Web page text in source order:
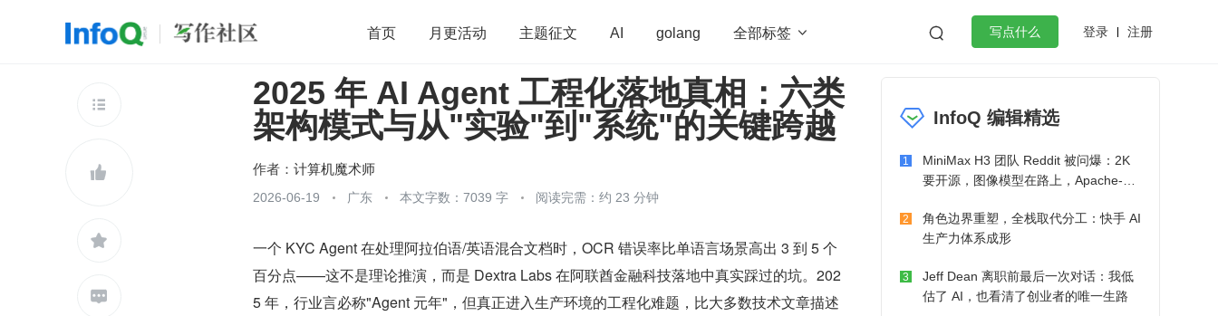
首页 月更活动 主题征文 AI golang 全部标签   写点什么 登录 注册
开源 架构 OpenHarmony 算法 学习方法 Web3.0 高效工作
团队管理 程序员 运维 深度思考 低代码 redis golang 微服务架构 flutter
查看更多




2025 年 AI Agent 工程化落地真相：六类
架构模式与从"实验"到"系统"的关键跨越
作者： 计算机魔术师
2026-06-19 广东 本文字数：7039 字 阅读完需：约 23 分钟
一个 KYC Agent 在处理阿拉伯语/英语混合文档时，OCR 错误率比单语言场景高出 3 到 5 个
百分点——这不是理论推演，而是 Dextra Labs 在阿联酋金融科技落地中真实踩过的坑。202
5 年，行业言必称"Agent 元年"，但真正进入生产环境的工程化难题，比大多数技术文章描述
InfoQ 编辑精选
1
MiniMax H3 团队 Reddit 被问爆：2K
要开源，图像模型在路上，Apache-2.0
2
角色边界重塑，全栈取代分工：快手 AI
生产力体系成形
3
Jeff Dean 离职前最后一次对话：我低
估了 AI，也看清了创业者的唯一生路